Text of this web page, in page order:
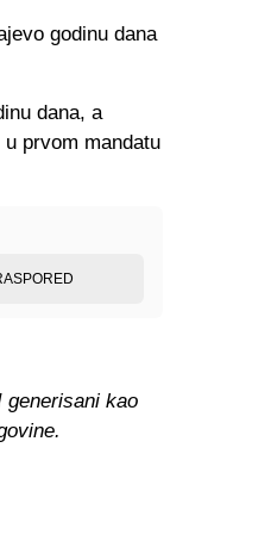
godinu dana
dana, a
prvom mandatu
generisani kao